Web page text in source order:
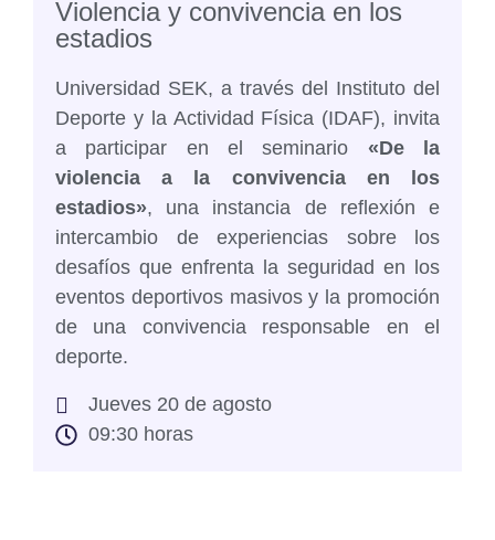
Violencia y convivencia en los
estadios
Universidad SEK, a través del Instituto del
Deporte y la Actividad Física (IDAF), invita
a participar en el seminario «De la
violencia a la convivencia en los
estadios», una instancia de reflexión e
intercambio de experiencias sobre los
desafíos que enfrenta la seguridad en los
eventos deportivos masivos y la promoción
de una convivencia responsable en el
deporte.
Jueves 20 de agosto
09:30 horas